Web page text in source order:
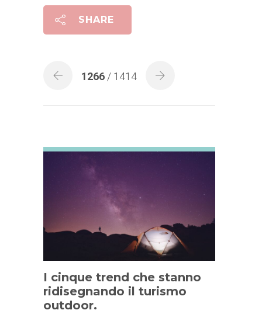
SHARE
1266 / 1414
I cinque trend che stanno
ridisegnando il turismo
outdoor.